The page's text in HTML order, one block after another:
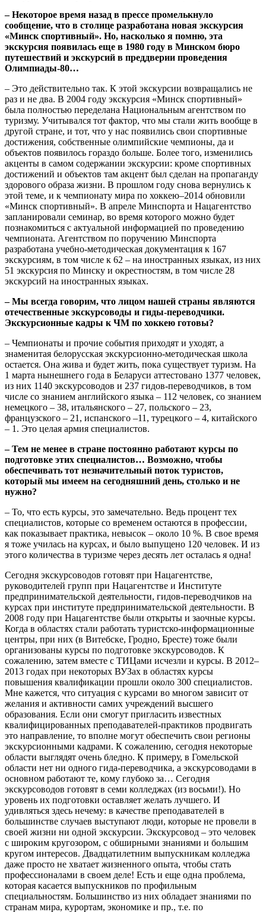
– Некоторое время назад в прессе промелькнуло
сообщение, что в столице разработана новая экскурсия
«Минск спортивный». Но, насколько я помню, эта
экскурсия появилась еще в 1980 году в Минском бюро
путешествий и экскурсий в преддверии проведения
Олимпиады-80…
– Это действительно так. К этой экскурсии возвращались не
раз и не два. В 2004 году экскурсия «Минск спортивный»
была полностью переделана Национальным агентством по
туризму. Учитывался тот фактор, что мы стали жить вообще в
другой стране, и тот, что у нас появились свои спортивные
достижения, собственные олимпийские чемпионы, да и
объектов появилось гораздо больше. Более того, изменились
акценты в самом содержании экскурсии: кроме спортивных
достижений и объектов там акцент был сделан на пропаганду
здорового образа жизни. В прошлом году снова вернулись к
этой теме, и к чемпионату мира по хоккею–2014 обновили
«Минск спортивный». В апреле Минспорта и Нацагентство
запланировали семинар, во время которого можно будет
познакомиться с актуальной информацией по проведению
чемпионата. Агентством по поручению Минспорта
разработана учебно-методическая документация к 167
экскурсиям, в том числе к 62 – на иностранных языках, из них
51 экскурсия по Минску и окрестностям, в том числе 28
экскурсий на иностранных языках.
– Мы всегда говорим, что лицом нашей страны являются
оте­чественные экскурсоводы и гиды-переводчики.
Экскурсионные кадры к ЧМ по хоккею готовы?
– Чемпионаты и прочие события приходят и уходят, а
знаменитая белорусская экскурсионно-методическая школа
остается. Она жива и будет жить, пока существует туризм. На
1 марта нынешнего года в Беларуси аттестовано 1377 человек,
из них 1140 экскурсоводов и 237 гидов-переводчиков, в том
числе со знанием английского языка – 112 человек, со знанием
немецкого – 38, итальянского – 27, польского – 23,
французского – 21, испанского –11, турецкого – 4, китайского
– 1. Это целая армия специалистов.
– Тем не менее в стране постоянно работают курсы по
подготовке этих специалистов… Возможно, чтобы
обеспечивать тот незначительный поток туристов,
который мы имеем на сегодняшний день, столько и не
нужно?
– То, что есть курсы, это замечательно. Ведь процент тех
специалистов, которые со временем остаются в профессии,
как показывает практика, невысок – около 10 %. В свое время
я тоже училась на курсах, и было выпущено 120 человек. И из
этого количества в туризме через десять лет осталась я одна!
Сегодня экскурсоводов готовят при Нацагентстве,
руководителей групп при Нацагентстве и Институте
предпринимательской деятельности, гидов-переводчиков на
курсах при институте предпринимательской деятельности. В
2008 году при Нацагентстве были открыты и заочные курсы.
Когда в областях стали работать туристско-информационные
центры, при них (в Витебске, Гродно, Бресте) тоже были
организованы курсы по подготовке экскурсоводов. К
сожалению, затем вместе с ТИЦами исчезли и курсы. В 2012–
2013 годах при некоторых ВУЗах в областях курсы
повышения квалификации прошли около 300 специалистов.
Мне кажется, что ситуация с курсами во многом зависит от
желания и активности самих учреждений высшего
образования. Если они смогут пригласить известных
квалифицированных преподавателей-практиков продвигать
это направление, то вполне могут обеспечить свои регионы
экскурсионными кадрами. К сожалению, сегодня некоторые
области выглядят очень бледно. К примеру, в Гомельской
области нет ни одного гида-переводчика, а экскурсоводами в
основном работают те, кому глубоко за… Сегодня
экскурсоводов готовят в семи колледжах (из восьми!). Но
уровень их подготовки оставляет желать лучшего. И
удивляться здесь нечему: в качестве преподавателей в
большинстве случаев выступают люди, которые не провели в
своей жизни ни одной экскурсии. Экскурсовод – это человек
с широким кругозором, с обширными знаниями и большим
кругом интересов. Двадцатилетним выпускникам колледжа
даже просто не хватает жизненного опыта, чтобы стать
профессионалами в своем деле! Есть и еще одна проблема,
которая касается выпускников по профильным
специальностям. Большинство из них обладает знаниями по
странам мира, курортам, экономике и пр., т.е. по